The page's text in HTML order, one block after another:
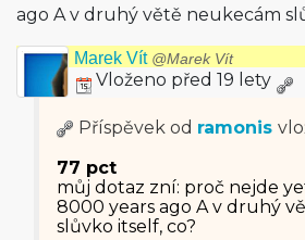
ago A v druhý větě neukecám
Marek Vít @Marek Vít
Vloženo před 19 lety
Příspěvek od ramonis
77 pct
můj dotaz zní: proč nejde
8000 years ago A v druhý
slůvko itself, co?